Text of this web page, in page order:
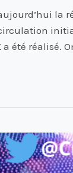
la
été réalisé.